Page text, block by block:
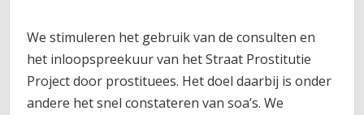
We stimuleren het gebruik van de consulten en
het inloopspreekuur van het Straat Prostitutie
Project door prostituees. Het doel daarbij is onder
andere het snel constateren van soa’s. We